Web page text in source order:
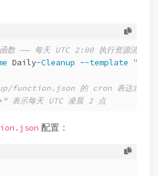
数 —— 每天 UTC 2:00 执行资源清理
Daily-Cleanup --template
function.json 的 cron 表达式
示每天 UTC 凌晨 2 点
配置：